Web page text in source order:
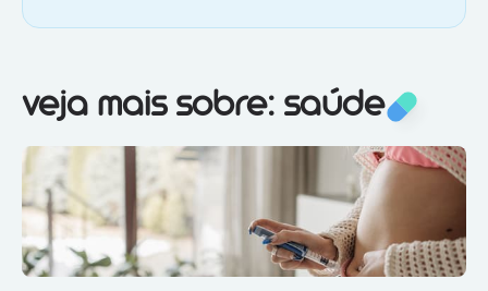
Veja mais sobre:Saúde
veja mais sobre: saúde